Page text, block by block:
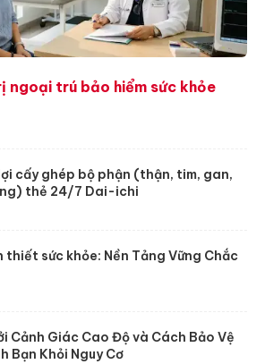
ngoại trú bảo hiểm sức khỏe
cấy ghép bộ phận (thận, tim, gan,
thẻ 24/7 Dai-ichi
thiết sức khỏe: Nền Tảng Vững Chắc
Cảnh Giác Cao Độ và Cách Bảo Vệ
Bạn Khỏi Nguy Cơ